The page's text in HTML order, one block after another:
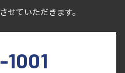
せていただきます。